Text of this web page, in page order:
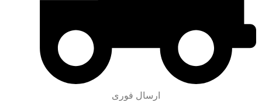
ارسال فوری